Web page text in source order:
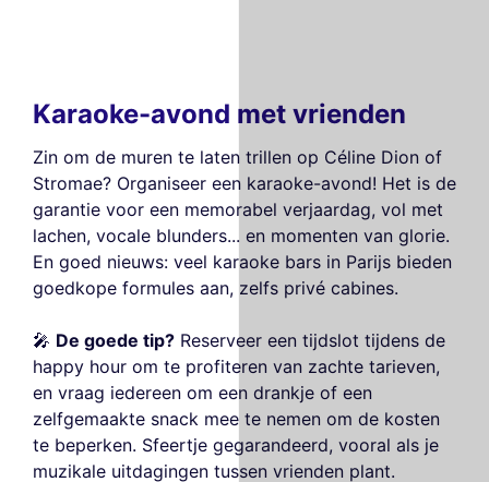
Karaoke-avond met vrienden
Zin om de muren te laten trillen op Céline Dion of
Stromae? Organiseer een karaoke-avond! Het is de
garantie voor een memorabel verjaardag, vol met
lachen, vocale blunders... en momenten van glorie.
En goed nieuws: veel karaoke bars in Parijs bieden
goedkope formules aan, zelfs privé cabines.
🎤 De goede tip? Reserveer een tijdslot tijdens de
happy hour om te profiteren van zachte tarieven,
en vraag iedereen om een drankje of een
zelfgemaakte snack mee te nemen om de kosten
te beperken. Sfeertje gegarandeerd, vooral als je
muzikale uitdagingen tussen vrienden plant.